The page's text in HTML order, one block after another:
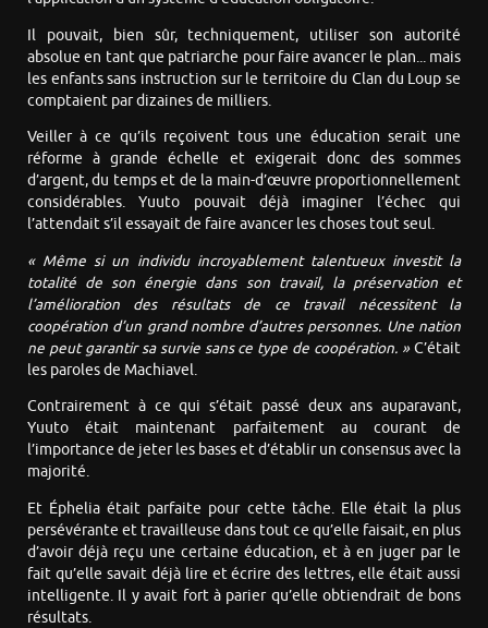
Il pouvait, bien sûr, techniquement, utiliser son autorité
absolue en tant que patriarche pour faire avancer le plan... mais
les enfants sans instruction sur le territoire du Clan du Loup se
comptaient par dizaines de milliers.
Veiller à ce qu’ils reçoivent tous une éducation serait une
réforme à grande échelle et exigerait donc des sommes
d’argent, du temps et de la main-d’œuvre proportionnellement
considérables. Yuuto pouvait déjà imaginer l’échec qui
l’attendait s’il essayait de faire avancer les choses tout seul.
« Même si un individu incroyablement talentueux investit la
totalité de son énergie dans son travail, la préservation et
l’amélioration des résultats de ce travail nécessitent la
coopération d’un grand nombre d’autres personnes. Une nation
ne peut garantir sa survie sans ce type de coopération. » C’était
les paroles de Machiavel.
Contrairement à ce qui s’était passé deux ans auparavant,
Yuuto était maintenant parfaitement au courant de
l’importance de jeter les bases et d’établir un consensus avec la
majorité.
Et Éphelia était parfaite pour cette tâche. Elle était la plus
persévérante et travailleuse dans tout ce qu’elle faisait, en plus
d’avoir déjà reçu une certaine éducation, et à en juger par le
fait qu’elle savait déjà lire et écrire des lettres, elle était aussi
intelligente. Il y avait fort à parier qu’elle obtiendrait de bons
résultats.